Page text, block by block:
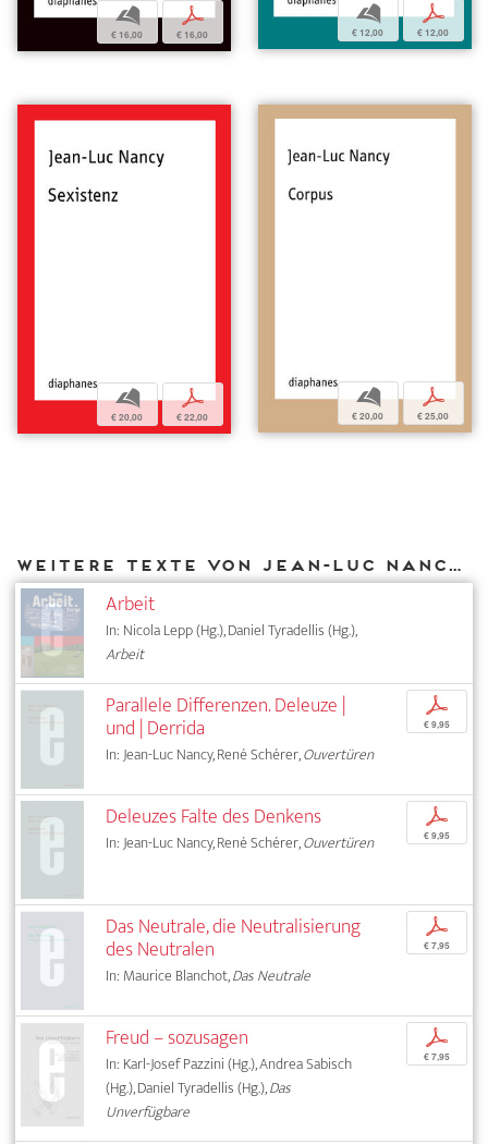
b
€ 16,00
p
€ 16,00
b
€ 12,00
p
€ 12,00
b
€ 20,00
p
€ 22,00
b
€ 20,00
p
€ 25,00
Weitere Texte von Jean-Luc Nancy bei DIAPHANES
Arbeit
In: Nicola Lepp (Hg.), Daniel Tyradellis (Hg.),
Arbeit
Parallele Differenzen. Deleuze |
und | Derrida
In: Jean-Luc Nancy, René Schérer,Ouvertüren
p
€ 9,95
Deleuzes Falte des Denkens
In: Jean-Luc Nancy, René Schérer,Ouvertüren
p
€ 9,95
Das Neutrale, die Neutralisierung
des Neutralen
In: Maurice Blanchot,Das Neutrale
p
€ 7,95
Freud – sozusagen
In: Karl-Josef Pazzini (Hg.), Andrea Sabisch
(Hg.), Daniel Tyradellis (Hg.),Das
Unverfügbare
p
€ 7,95